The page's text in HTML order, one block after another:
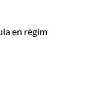
en règim